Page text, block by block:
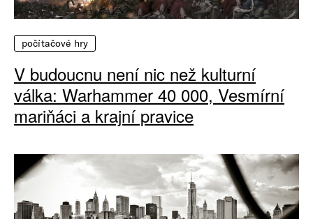
počítačové hry
V budoucnu není nic než kulturní
válka: Warhammer 40 000, Vesmírní
mariňáci a krajní pravice